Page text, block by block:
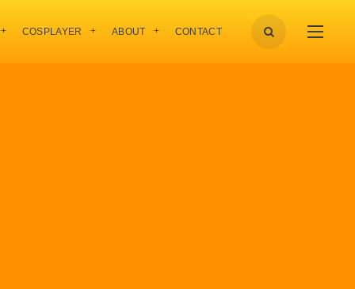
COSPLAYER ABOUT CONTACT